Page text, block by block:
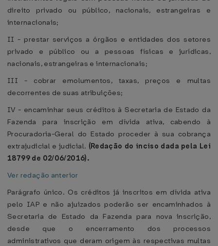
direito privado ou público, nacionais, estrangeiras e
internacionais;
II - prestar serviços a órgãos e entidades dos setores
privado e público ou a pessoas físicas e jurídicas,
nacionais, estrangeiras e internacionais;
III - cobrar emolumentos, taxas, preços e multas
decorrentes de suas atribuições;
IV - encaminhar seus créditos à Secretaria de Estado da
Fazenda para inscrição em dívida ativa, cabendo à
Procuradoria-Geral do Estado proceder à sua cobrança
extrajudicial e judicial. (Redação do inciso dada pela Lei
18799 de 02/06/2016).
Ver redação anterior
Parágrafo único. Os créditos já inscritos em dívida ativa
pelo IAP e não ajuizados poderão ser encaminhados à
Secretaria de Estado da Fazenda para nova inscrição,
desde que o encerramento dos processos
administrativos que deram origem às respectivas multas